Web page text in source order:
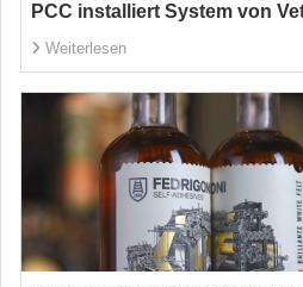
PCC installiert System von
Weiterlesen